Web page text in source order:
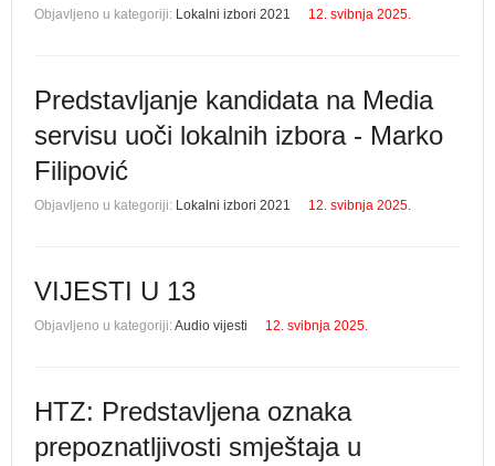
Objavljeno u kategoriji: Lokalni izbori 2021 12. svibnja 2025.
Predstavljanje kandidata na Media
servisu uoči lokalnih izbora - Marko
Filipović
Objavljeno u kategoriji: Lokalni izbori 2021 12. svibnja 2025.
VIJESTI U 13
Objavljeno u kategoriji:Audio vijesti 12. svibnja 2025.
HTZ: Predstavljena oznaka
prepoznatljivosti smještaja u